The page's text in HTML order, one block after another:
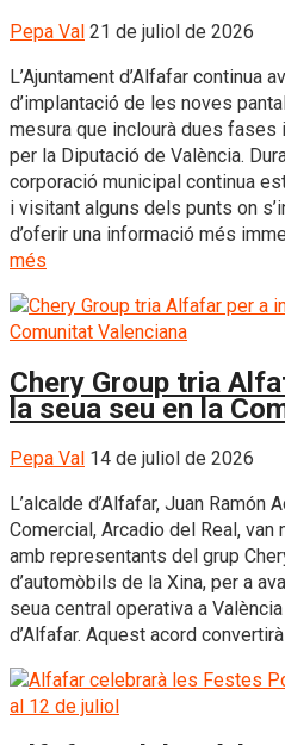
Pepa Val 21 de juliol de 2026
L’Ajuntament d’Alfafar continua
d’implantació de les noves
mesura que inclourà dues fases
per la Diputació de València.
corporació municipal continua
i visitant alguns dels punts on
d’oferir una informació més
més
Chery Group tria
la seua seu en la
Pepa Val 14 de juliol de 2026
L’alcalde d’Alfafar, Juan Ramón
Comercial, Arcadio del Real, van
amb representants del grup
d’automòbils de la Xina, per a
seua central operativa a
d’Alfafar. Aquest acord